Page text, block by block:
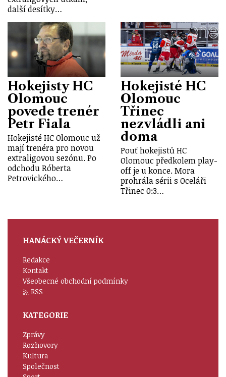
další desítky…
Hokejisty HC
Olomouc
povede trenér
Petr Fiala
Hokejisté HC Olomouc už
mají trenéra pro novou
extraligovou sezónu. Po
odchodu Róberta
Petrovického…
Hokejisté HC
Olomouc
Třinec
nezvládli ani
doma
Pouť hokejistů HC
Olomouc předkolem play-
off je u konce. Mora
prohrála sérii s Oceláři
Třinec 0:3…
HANÁCKÝ VEČERNÍK
Redakce
Kontakt
Všeobecné obchodní podmínky
RSS
KATEGORIE
Zprávy
Rozhovory
Kultura
Společnost